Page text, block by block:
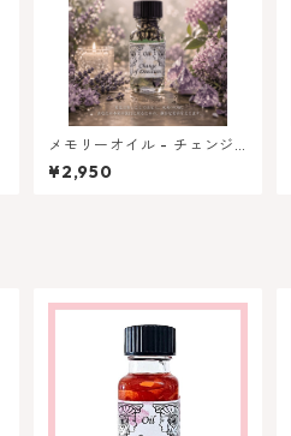
メモリーオイル - チェンジ
オブディレクション (方向転
換)
¥2,950